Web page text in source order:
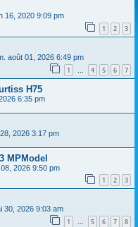
16, 2020 9:09 pm
1 2 3
août 01, 2026 6:49 pm
1 … 4 5 6 7
H75
6:35 pm
2026 3:17 pm
MPModel
2026 9:50 pm
1 2 3
30, 2026 9:03 am
1 … 5 6 7 8